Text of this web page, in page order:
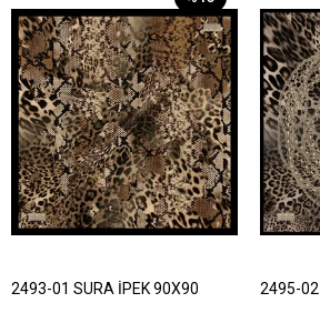
2493-01 SURA İPEK 90X90 2495-02